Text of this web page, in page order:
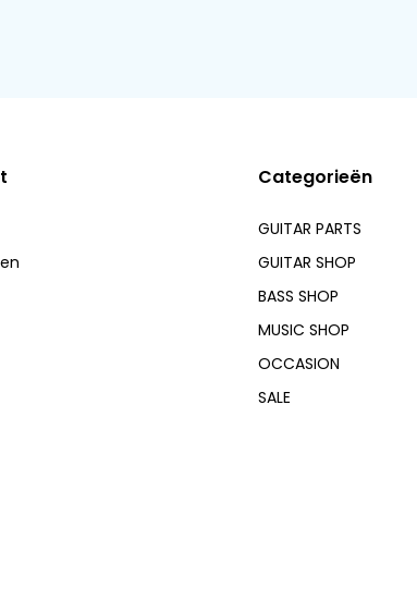
Categorieën
GUITAR PARTS
GUITAR SHOP
BASS SHOP
MUSIC SHOP
OCCASION
SALE